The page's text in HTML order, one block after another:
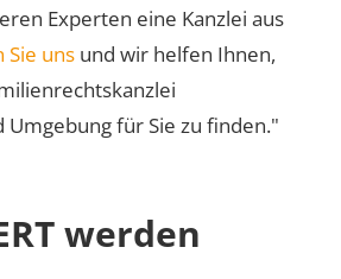
Experten eine Kanzlei aus
uns und wir helfen Ihnen,
Umgebung für Sie zu finden."
werden